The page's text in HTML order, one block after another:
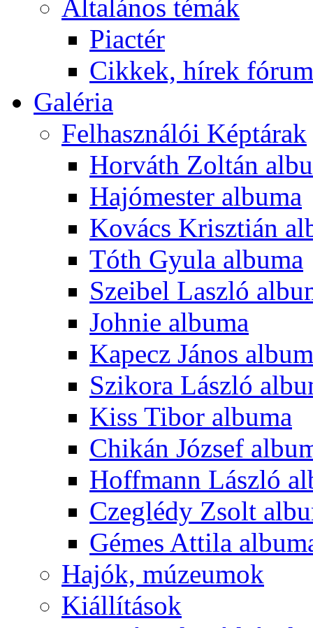
Általános témák
Piactér
Cikkek, hírek
Galéria
Felhasználói Képtárak
Horváth Zoltán
Hajómester albuma
Kovács Krisztián
Tóth Gyula albuma
Szeibel Laszló
Johnie albuma
Kapecz János
Szikora László
Kiss Tibor albuma
Chikán József
Hoffmann László
Czeglédy Zsolt
Gémes Attila
Hajók, múzeumok
Kiállítások